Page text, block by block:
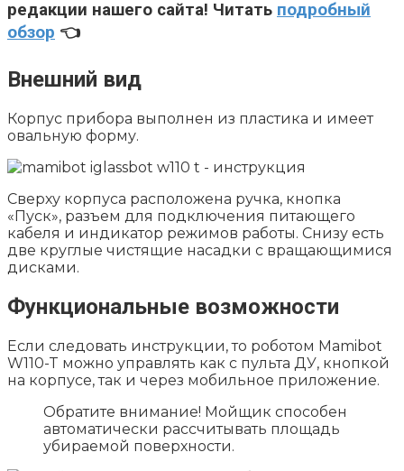
редакции нашего сайта! Читать подробный
обзор 👈
Внешний вид
Корпус прибора выполнен из пластика и имеет
овальную форму.
Сверху корпуса расположена ручка, кнопка
«Пуск», разъем для подключения питающего
кабеля и индикатор режимов работы. Снизу есть
две круглые чистящие насадки с вращающимися
дисками.
Функциональные возможности
Если следовать инструкции, то роботом Mamibot
W110-T можно управлять как с пульта ДУ, кнопкой
на корпусе, так и через мобильное приложение.
Обратите внимание! Мойщик способен
автоматически рассчитывать площадь
убираемой поверхности.